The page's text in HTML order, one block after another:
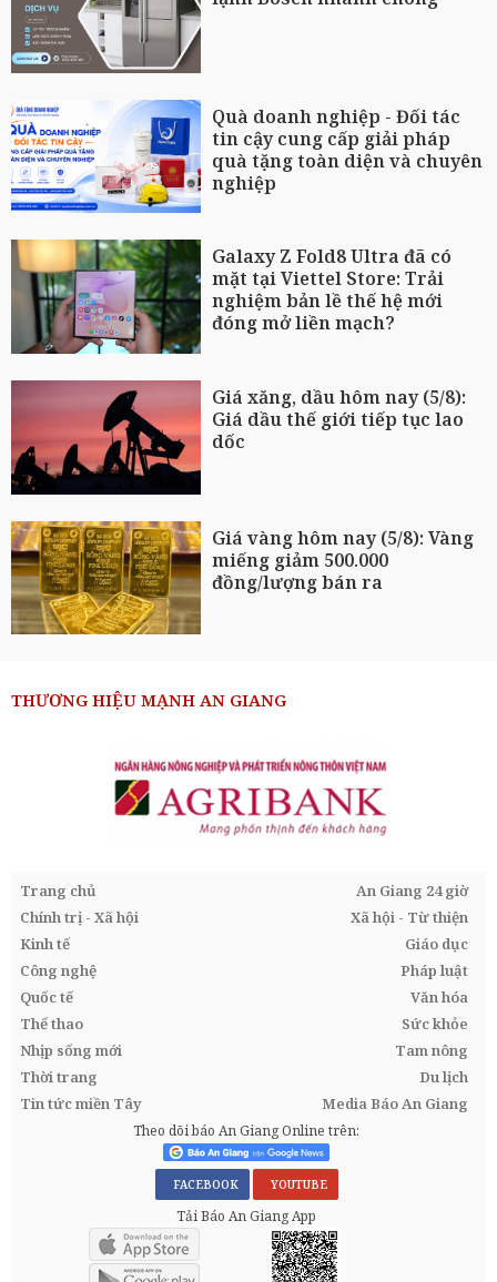
Quà doanh nghiệp - Đối tác
tin cậy cung cấp giải pháp
quà tặng toàn diện và chuyên
nghiệp
Galaxy Z Fold8 Ultra đã có
mặt tại Viettel Store: Trải
nghiệm bản lề thế hệ mới
đóng mở liền mạch?
Giá xăng, dầu hôm nay (5/8):
Giá dầu thế giới tiếp tục lao
dốc
Giá vàng hôm nay (5/8): Vàng
miếng giảm 500.000
đồng/lượng bán ra
THƯƠNG HIỆU MẠNH AN GIANG
Trang chủ
An Giang 24 giờ
Chính trị - Xã hội
Xã hội - Từ thiện
Kinh tế
Giáo dục
Công nghệ
Pháp luật
Quốc tế
Văn hóa
Thể thao
Sức khỏe
Nhịp sống mới
Tam nông
Thời trang
Du lịch
Tin tức miền Tây
Media Báo An Giang
Theo dõi báo An Giang Online trên:
FACEBOOK YOUTUBE
Tải Báo An Giang App